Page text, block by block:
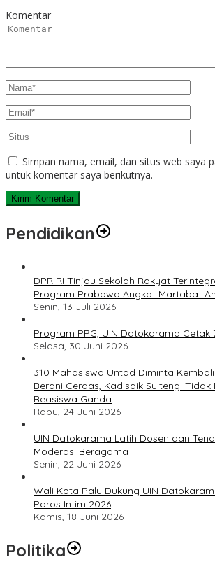
Komentar
Simpan nama, email, dan situs web saya
untuk komentar saya berikutnya.
Pendidikan
DPR RI Tinjau Sekolah Rakyat
Program Prabowo Angkat Martabat
Senin, 13 Juli 2026
Program PPG, UIN Datokarama Cetak
Selasa, 30 Juni 2026
310 Mahasiswa Untad Diminta
Berani Cerdas, Kadisdik Sulteng: Tidak
Beasiswa Ganda
Rabu, 24 Juni 2026
UIN Datokarama Latih Dosen dan
Moderasi Beragama
Senin, 22 Juni 2026
Wali Kota Palu Dukung UIN
Poros Intim 2026
Kamis, 18 Juni 2026
Politika